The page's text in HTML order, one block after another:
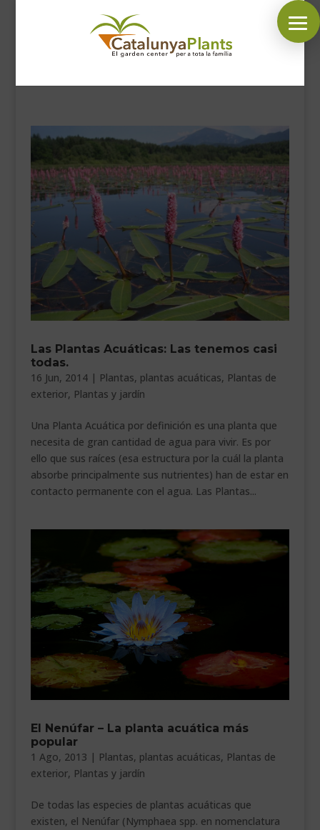
SÍGUENOS EN:
INICIO
PLANTAS
COMPLEMENTOS JARDÍN
MASCOTAS
DECORACIÓN
HORARIO GARDEN
CONTACTAR
BLOG
VEURE EN CATALÀ
Las Plantas Acuáticas: Las tenemos casi
todas.
16 Jun, 2014| Plantas, plantas acuáticas, Plantas de
exterior, Plantas y jardín
Una Planta Acuática por definición es una planta que
necesita de gran cantidad de agua para vivir. Es por
ello que sus raíces (esa estructura por la cuál la planta
absorbe principalmente sus nutrientes) han de estar en
contacto permanente con el agua. Las Plantas...
El Nenúfar – La planta acuática más
popular
1 Ago, 2013 | Plantas, plantas acuáticas, Plantas de
exterior, Plantas y jardín
De todas las especies de plantas acuáticas que
existen, el Nenúfar (Nymphaea spp. en nomenclatura